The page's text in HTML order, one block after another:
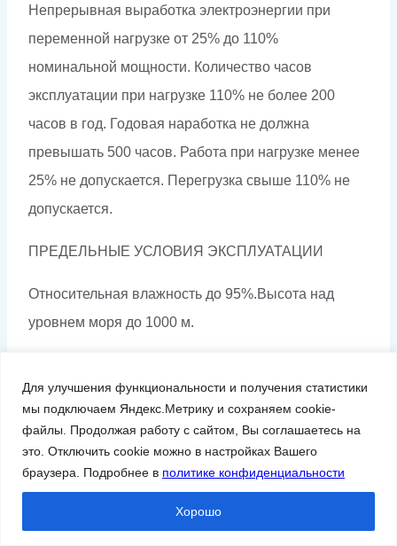
Для улучшения функциональности и получения статистики
мы подключаем Яндекс.Метрику и сохраняем cookie-
файлы. Продолжая работу с сайтом, Вы соглашаетесь на
это. Отключить cookie можно в настройках Вашего
браузера. Подробнее в политике конфиденциальности
Хорошо
Непрерывная выработка электроэнергии при
переменной нагрузке от 25% до 110%
номинальной мощности. Количество часов
эксплуатации при нагрузке 110% не более 200
часов в год. Годовая наработка не должна
превышать 500 часов. Работа при нагрузке менее
25% не допускается. Перегрузка свыше 110% не
допускается.
ПРЕДЕЛЬНЫЕ УСЛОВИЯ ЭКСПЛУАТАЦИИ
Относительная влажность до 95%.Высота над
уровнем моря до 1000 м.
ОТКРЫТОГО ИСПОЛНЕНИЯ
В отапливаемом помещении, оснащенном
соответствующей производительности при
температуре окружающего воздуха от +5 ºС до +45